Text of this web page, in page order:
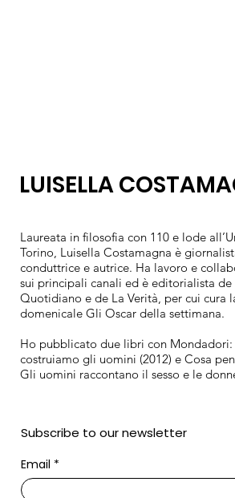
LUISELLA
Laureata in filosofia con 110 e lode
Torino, Luisella Costamagna è
conduttrice e autrice. Ha lavoro e
sui principali canali ed è editorialista de
Quotidiano e de La Verità, per cui cura
domenicale Gli Oscar della settimana.
Ho pubblicato due libri con
costruiamo gli uomini (2012) e Cosa
Gli uomini raccontano il sesso e le
Subscribe to our newsletter
Email *